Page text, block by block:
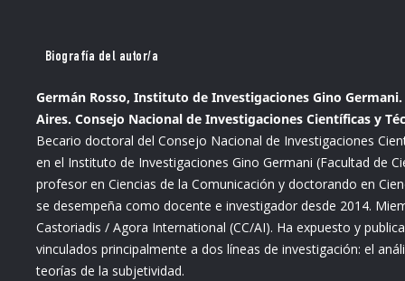
Biografía del autor/a
Germán Rosso, Instituto de Investigaciones Gino
Aires. Consejo Nacional de Investigaciones Científicas y
Becario doctoral del Consejo Nacional de Investigaciones
en el Instituto de Investigaciones Gino Germani (Facultad de
profesor en Ciencias de la Comunicación y doctorando en
se desempeña como docente e investigador desde 2014.
Castoriadis / Agora International (CC/AI). Ha expuesto y
vinculados principalmente a dos líneas de investigación: el
teorías de la subjetividad.